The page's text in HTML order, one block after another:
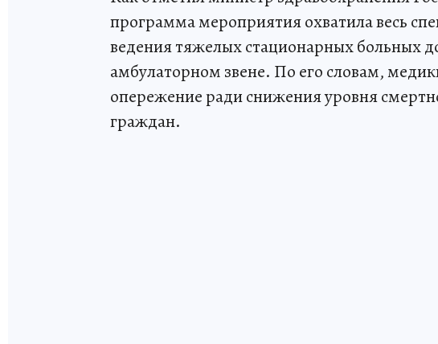
программа мероприятия охватила весь
ведения тяжелых стационарных больных
амбулаторном звене. По его словам,
опережение ради снижения уровня
граждан.